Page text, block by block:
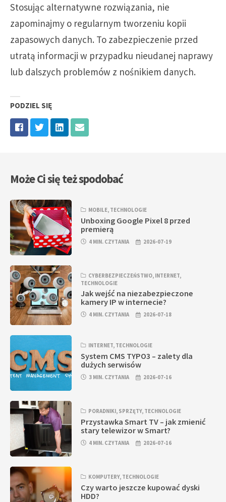
Stosując alternatywne rozwiązania, nie
zapominajmy o regularnym tworzeniu kopii
zapasowych danych. To zabezpieczenie przed
utratą informacji w przypadku nieudanej naprawy
lub dalszych problemów z nośnikiem danych.
PODZIEL SIĘ
Może Ci się też spodobać
MOBILE, TECHNOLOGIE
Unboxing Google Pixel 8 przed
premierą
4 MIN. CZYTANIA 2026-07-19
CYBERBEZPIECZEŃSTWO, INTERNET,
TECHNOLOGIE
Jak wejść na niezabezpieczone
kamery IP w internecie?
4 MIN. CZYTANIA 2026-07-18
INTERNET, TECHNOLOGIE
System CMS TYPO3 – zalety dla
dużych serwisów
3 MIN. CZYTANIA 2026-07-16
PORADNIKI, SPRZĘTY, TECHNOLOGIE
Przystawka Smart TV – jak zmienić
stary telewizor w Smart?
4 MIN. CZYTANIA 2026-07-16
KOMPUTERY, TECHNOLOGIE
Czy warto jeszcze kupować dyski
HDD?